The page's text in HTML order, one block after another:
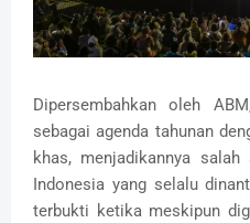
Dipersembahkan oleh
sebagai agenda tahunan
khas, menjadikannya
Indonesia yang selalu
terbukti ketika meskipun